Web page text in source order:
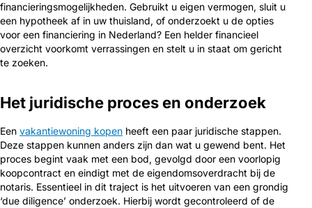
financieringsmogelijkheden. Gebruikt u eigen vermogen, sluit u
een hypotheek af in uw thuisland, of onderzoekt u de opties
voor een financiering in Nederland? Een helder financieel
overzicht voorkomt verrassingen en stelt u in staat om gericht
te zoeken.
Het juridische proces en onderzoek
Een vakantiewoning kopen heeft een paar juridische stappen.
Deze stappen kunnen anders zijn dan wat u gewend bent. Het
proces begint vaak met een bod, gevolgd door een voorlopig
koopcontract en eindigt met de eigendomsoverdracht bij de
notaris. Essentieel in dit traject is het uitvoeren van een grondig
‘due diligence’ onderzoek. Hierbij wordt gecontroleerd of de